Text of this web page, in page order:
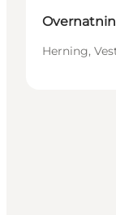
Herning,